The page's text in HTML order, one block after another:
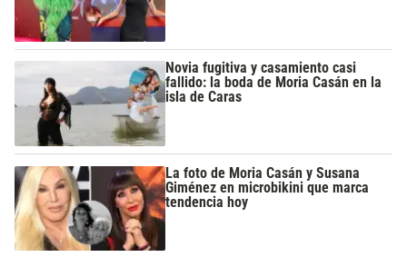
Novia fugitiva y casamiento casi
fallido: la boda de Moria Casán en la
isla de Caras
La foto de Moria Casán y Susana
Giménez en microbikini que marca
tendencia hoy